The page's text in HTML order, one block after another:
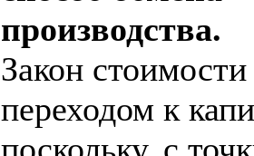
производства.
Закон
переходом к